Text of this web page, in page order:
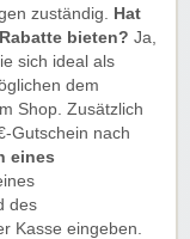
zuständig.
Hat
bieten? Ja,
sich ideal als
dem
Shop. Zusätzlich
Gutschein nach
eines
des
Kasse eingeben.